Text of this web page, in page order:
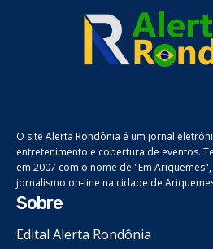
O site Alerta Rondônia é um jornal
entretenimento e cobertura de eventos.
em 2007 com o nome de "Em
jornalismo on-line na cidade de
Sobre
Edital Alerta Rondônia